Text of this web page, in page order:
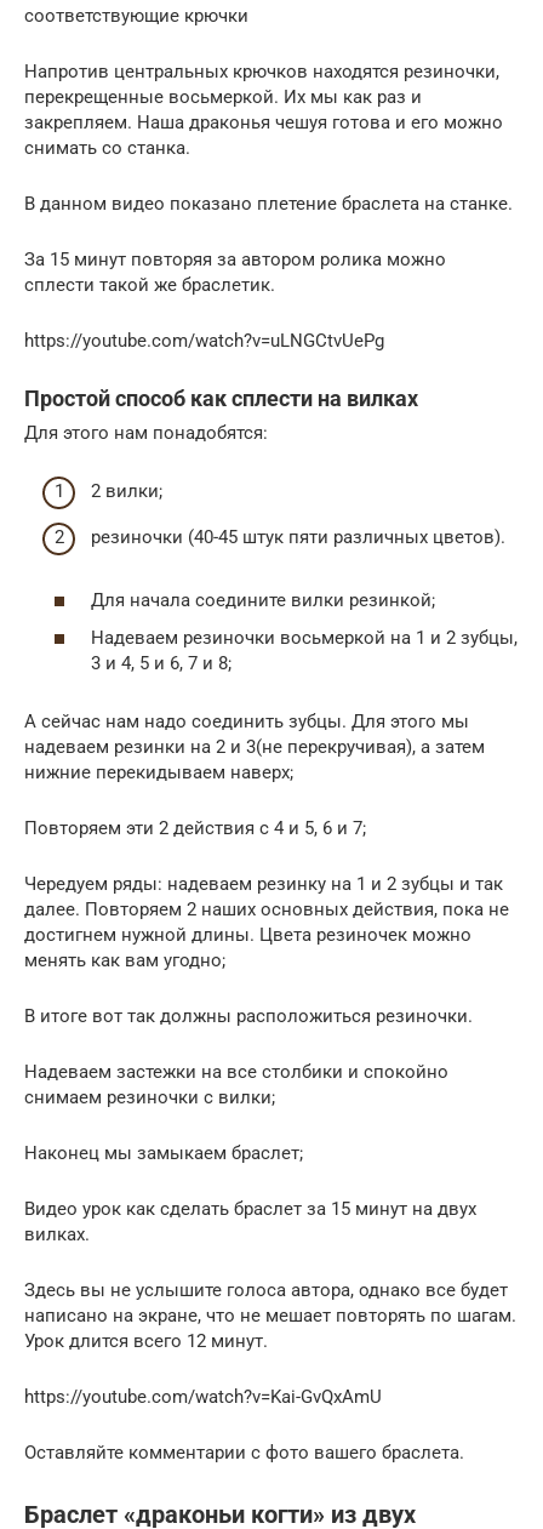
соответствующие крючки
Напротив центральных крючков находятся резиночки,
перекрещенные восьмеркой. Их мы как раз и
закрепляем. Наша драконья чешуя готова и его можно
снимать со станка.
В данном видео показано плетение браслета на станке.
За 15 минут повторяя за автором ролика можно
сплести такой же браслетик.
https://youtube.com/watch?v=uLNGCtvUePg
Простой способ как сплести на вилках
Для этого нам понадобятся:
2 вилки;
резиночки (40-45 штук пяти различных цветов).
Для начала соедините вилки резинкой;
Надеваем резиночки восьмеркой на 1 и 2 зубцы,
3 и 4, 5 и 6, 7 и 8;
А сейчас нам надо соединить зубцы. Для этого мы
надеваем резинки на 2 и 3(не перекручивая), а затем
нижние перекидываем наверх;
Повторяем эти 2 действия с 4 и 5, 6 и 7;
Чередуем ряды: надеваем резинку на 1 и 2 зубцы и так
далее. Повторяем 2 наших основных действия, пока не
достигнем нужной длины. Цвета резиночек можно
менять как вам угодно;
В итоге вот так должны расположиться резиночки.
Надеваем застежки на все столбики и спокойно
снимаем резиночки с вилки;
Наконец мы замыкаем браслет;
Видео урок как сделать браслет за 15 минут на двух
вилках.
Здесь вы не услышите голоса автора, однако все будет
написано на экране, что не мешает повторять по шагам.
Урок длится всего 12 минут.
https://youtube.com/watch?v=Kai-GvQxAmU
Оставляйте комментарии с фото вашего браслета.
Браслет «драконьи когти» из двух